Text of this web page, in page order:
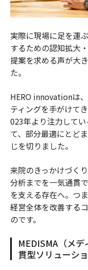
実際に現場に足を運
するための認知拡大
提案を求める声が大
た。
HERO innovationは
ティングを手がけて
023年より注力して
て、部分最適にとど
じを切りました。
来院のきっかけづく
分析までを一気通貫
を支える存在へ。つ
経営全体を改善する
のです。
MEDISMA（メ
貫型ソリューシ